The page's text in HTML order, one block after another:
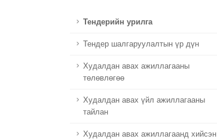
Тендерийн урилга
Тендер шалгаруулалтын үр дүн
Худалдан авах ажиллагааны
төлөвлөгөө
Худалдан авах үйл ажиллагааны
тайлан
Худалдан авах ажиллагаанд хийсэн